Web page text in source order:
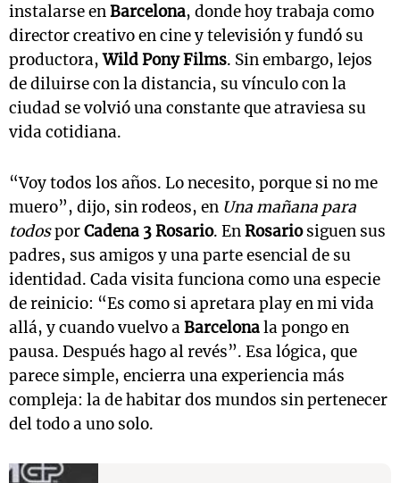
instalarse enBarcelona, donde hoy trabaja como
director creativo en cine y televisión y fundó su
productora,Wild Pony Films. Sin embargo, lejos
de diluirse con la distancia, su vínculo con la
ciudad se volvió una constante que atraviesa su
vida cotidiana.
“Voy todos los años. Lo necesito, porque si no me
muero”, dijo, sin rodeos, en Una mañana para
todosporCadena 3 Rosario. EnRosariosiguen sus
padres, sus amigos y una parte esencial de su
identidad. Cada visita funciona como una especie
de reinicio: “Es como si apretara play en mi vida
allá, y cuando vuelvo aBarcelonala pongo en
pausa. Después hago al revés”. Esa lógica, que
parece simple, encierra una experiencia más
compleja: la de habitar dos mundos sin pertenecer
del todo a uno solo.